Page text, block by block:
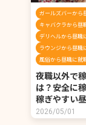
ガールズバーから
キャバクラから昼
デリヘルから昼職
ラウンジから昼職
風俗から昼職に就
夜職以外で
は？安全に
稼ぎやすい
2026/05/01